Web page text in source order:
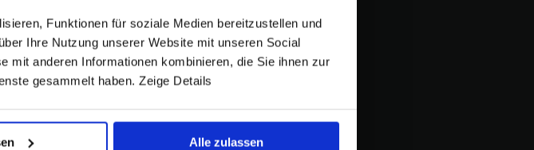
Funktionen für soziale Medien bereitzustellen und
Ihre Nutzung unserer Website mit unseren Social
mit anderen Informationen kombinieren, die Sie ihnen zur
gesammelt haben. Zeige Details
Alle zulassen
de todo
las próximas colaboraciones, eventos y mucho más.
website